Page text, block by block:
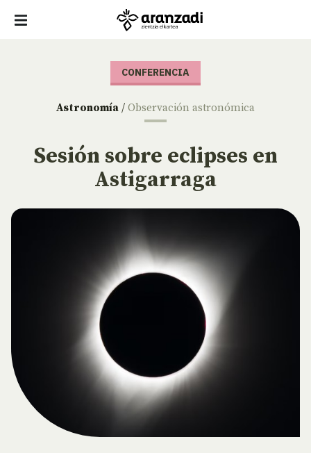
CONFERENCIA
Astronomía / Observación astronómica
Sesión sobre eclipses en
Astigarraga